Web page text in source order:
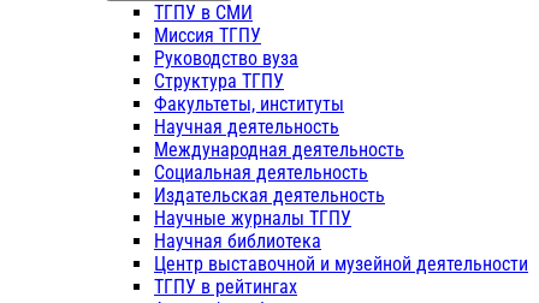
ТГПУ в СМИ
Миссия ТГПУ
Руководство вуза
Структура ТГПУ
Факультеты, институты
Научная деятельность
Международная деятельность
Социальная деятельность
Издательская деятельность
Научные журналы ТГПУ
Научная библиотека
Центр выставочной и музейной деятельности
ТГПУ в рейтингах